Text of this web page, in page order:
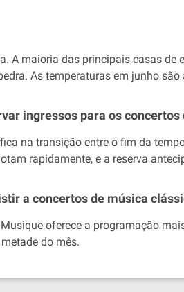
A maioria das principais casas de
As temperaturas em junho
ingressos para os
na transição entre o fim da
rapidamente, e a reserva
a concertos de música
oferece a programação
do mês.